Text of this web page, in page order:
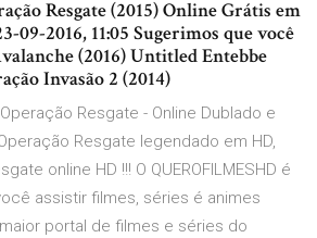
Resgate (2015) Online Grátis em
09-2016, 11:05 Sugerimos que você
(2016) Untitled Entebbe
Invasão 2 (2014)
Resgate - Online Dublado e
Resgate legendado em HD,
online HD !!! O QUEROFILMESHD é
assistir filmes, séries é animes
portal de filmes e séries do